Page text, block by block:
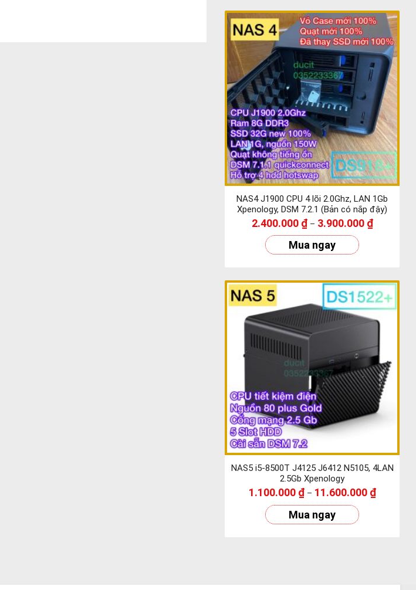
NAS4 J1900 CPU 4 lõi 2.0Ghz, LAN 1Gb
Xpenology, DSM 7.2.1 (Bản có nắp đậy)
2.400.000 ₫ – 3.900.000 ₫
Mua ngay
NAS5 i5-8500T J4125 J6412 N5105, 4LAN
2.5Gb Xpenology
1.100.000 ₫ – 11.600.000 ₫
Mua ngay